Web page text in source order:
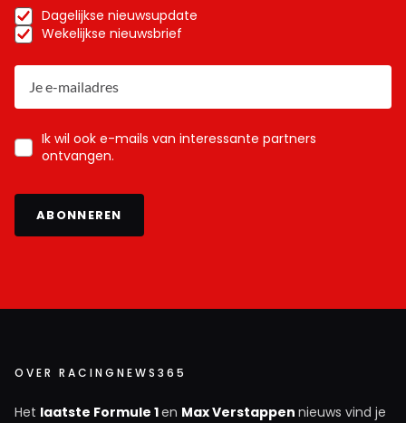
Dagelijkse nieuwsupdate
Wekelijkse nieuwsbrief
Ik wil ook e-mails van interessante partners
ontvangen.
ABONNEREN
OVER RACINGNEWS365
Het laatste Formule 1en Max Verstappen nieuws vind je